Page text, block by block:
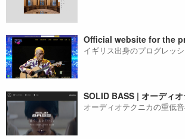
Official website for the
イギリス出身のプログレッ
SOLID BASS | オーディ
オーディオテクニカの重低